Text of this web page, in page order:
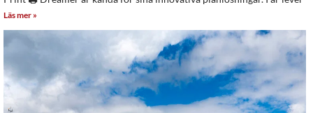
Läs mer »